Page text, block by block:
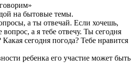
на бытовые темы.
а ты отвечай. Если хочешь,
а я тебе отвечу. Ты сегодня
сегодня погода? Тебе нравится
ребенка его участие может быть